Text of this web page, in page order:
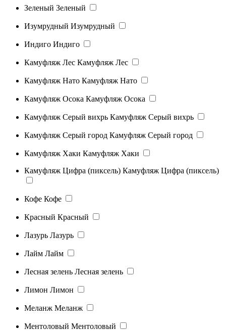
Зеленый Зеленый
Изумрудный Изумрудный
Индиго Индиго
Камуфляж Лес Камуфляж Лес
Камуфляж Нато Камуфляж Нато
Камуфляж Осока Камуфляж Осока
Камуфляж Серый вихрь Камуфляж Серый вихрь
Камуфляж Серый город Камуфляж Серый город
Камуфляж Хаки Камуфляж Хаки
Камуфляж Цифра (пиксель) Камуфляж Цифра (пиксель)
Кофе Кофе
Красный Красный
Лазурь Лазурь
Лайм Лайм
Лесная зелень Лесная зелень
Лимон Лимон
Меланж Меланж
Ментоловый Ментоловый